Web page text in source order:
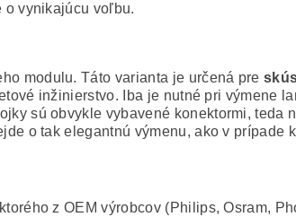
o vynikajúcu voľbu.
modulu. Táto varianta je určená pre
inžinierstvo. Iba je nutné pri výmene
sú obvykle vybavené konektormi, teda
o tak elegantnú výmenu, ako v prípade
z OEM výrobcov (Philips, Osram,